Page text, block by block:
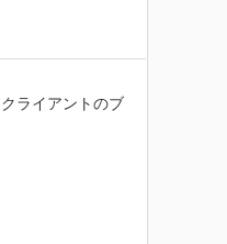
ライアントのブ